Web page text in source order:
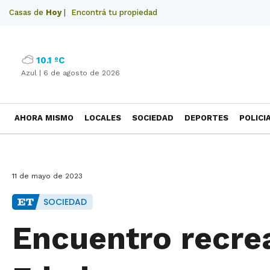
Casas de Hoy| Encontrá tu propiedad
10.1 ºC
Azul | 6 de agosto de 2026
AHORA MISMO LOCALES SOCIEDAD DEPORTES
11 de mayo de 2023
SOCIEDAD
Encuentro